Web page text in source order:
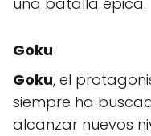
Goku
Goku, el
siempre ha
alcanzar nuevos